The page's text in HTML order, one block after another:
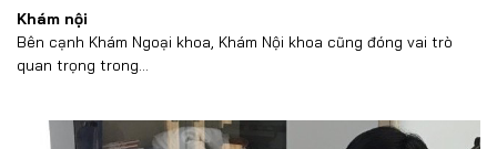
Khám nội
Bên cạnh Khám Ngoại khoa, Khám Nội khoa cũng đóng vai trò
quan trọng trong...